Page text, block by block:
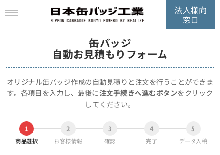
法人様向
窓口
缶バッジ
自動お見積もりフォーム
オリジナル缶バッジ作成の自動見積りと注文を行うことができま
す。各項目を入力し、最後に注文手続きへ進むボタンをクリック
してください。
1
商品選択
2
お客様情報
3
確認
4
完了
5
データ入稿